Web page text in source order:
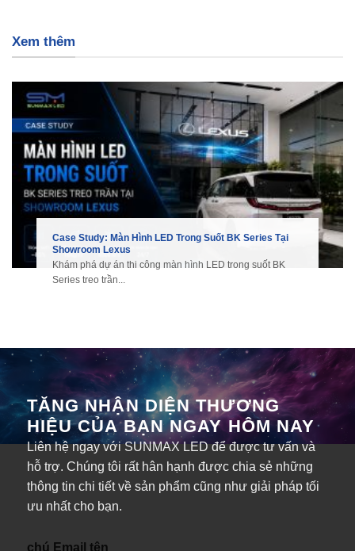
Xem thêm
Case Study: Màn Hình LED Trong Suốt BK Series Tại
Showroom Lexus
Khám phá dự án thi công màn hình LED trong suốt BK
Series treo trần...
TĂNG NHẬN DIỆN THƯƠNG
HIỆU CỦA BẠN NGAY HÔM NAY
Liên hệ ngay với SUNMAX LED để được tư vấn và
hỗ trợ. Chúng tôi rất hân hạnh được chia sẻ những
thông tin chi tiết về sản phẩm cũng như giải pháp tối
ưu nhất cho bạn.
chú Email tên